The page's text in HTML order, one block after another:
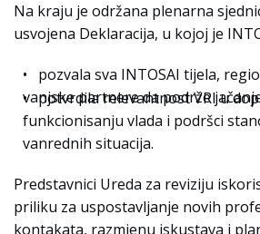
Na kraju je održana plenarna
usvojena Deklaracija, u kojoj je
• pozvala sva INTOSAI tijela,
vanjske partnere da podrže
• potvrdila relevantnost VRI u
funkcionisanju vlada i podršci
vanrednih situacija.
Predstavnici Ureda za reviziju
priliku za uspostavljanje novih
kontakata, razmjenu iskustava i